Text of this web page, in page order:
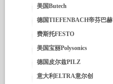
美国Butech
德国TIEFENBACH帝芬巴赫
费斯托FESTO
美国宝丽Polysonics
德国皮尔兹PILZ
意大利ELTRA意尔创